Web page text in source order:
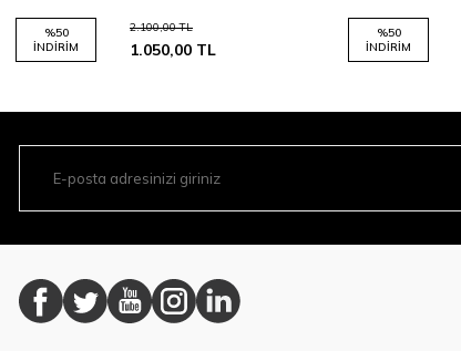
%50
İNDIRIM
2.100,00TL
1.050,00 TL
%50
İNDIRIM